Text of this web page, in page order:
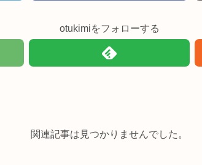
otukimiをフォローする
関連記事は見つかりませんでした。